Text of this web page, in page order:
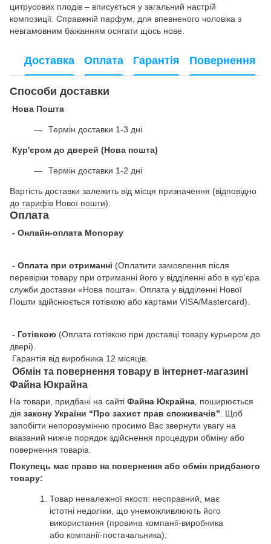
цитрусових плодів – вписується у загальний настрій
композиції. Справжній парфум, для впевненого чоловіка з
невгамовним бажанням осягати щось нове.
Доставка Оплата Гарантія Повернення
Способи доставки
Нова Пошта
Термін доставки 1-3 дні
Кур'єром до дверей (Нова пошта)
Термін доставки 1-2 дні
Вартість доставки залежить від місця призначення (відповідно
до тарифів Нової пошти).
Оплата
- Онлайн-оплата Monopay
- Оплата при отриманні (Оплатити замовлення після
перевірки товару при отриманні його у відділенні або в кур’єра
служби доставки «Нова пошта». Оплата у відділенні Нової
Пошти здійснюється готівкою або картами VISA/Mastercard).
- Готівкою (Оплата готівкою при доставці товару курьером до
двері).
Гарантія від виробника 12 місяців.
Обмін та повернення товару в інтернет-магазині
Файна Юкрайна
На товари, придбані на сайті Файна Юкрайна, поширюється
дія закону України “Про захист прав споживачів”. Щоб
запобігти непорозумінню просимо Вас звернути увагу на
вказаний нижче порядок здійснення процедури обміну або
повернення товарів.
Покупець має право на повернення або обмін придбаного
товару:
Товар неналежної якості: несправний, має
істотні недоліки, що унеможливлюють його
використання (провина компанії-виробника
або компанії-постачальника);